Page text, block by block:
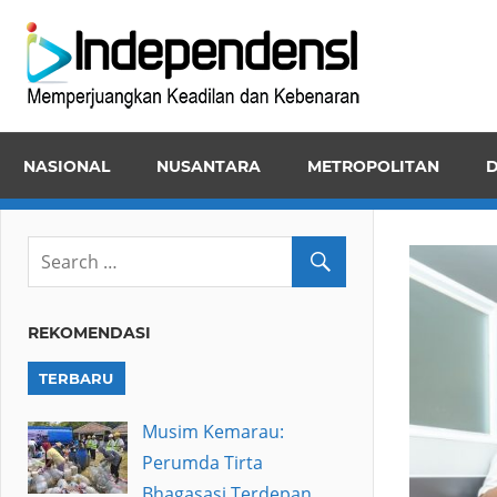
content
dan
NASIONAL NUSANTARA METROPOLITAN
REKOMENDASI
TERBARU
Musim Kemarau:
Perumda Tirta